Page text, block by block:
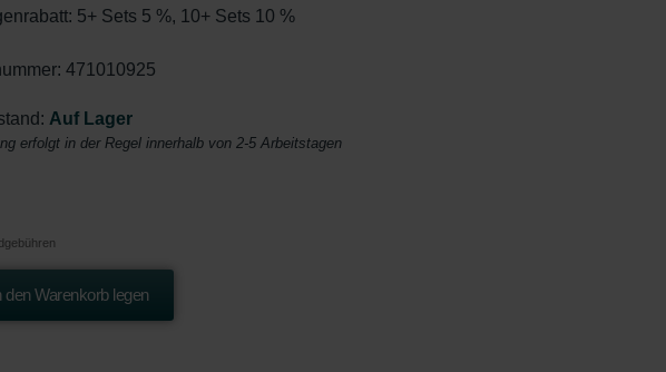
5+ Sets 5 %, 10+ Sets 10 %
471010925
Auf Lager
erfolgt in der Regel innerhalb von 2-5 Arbeitstagen
den Warenkorb legen